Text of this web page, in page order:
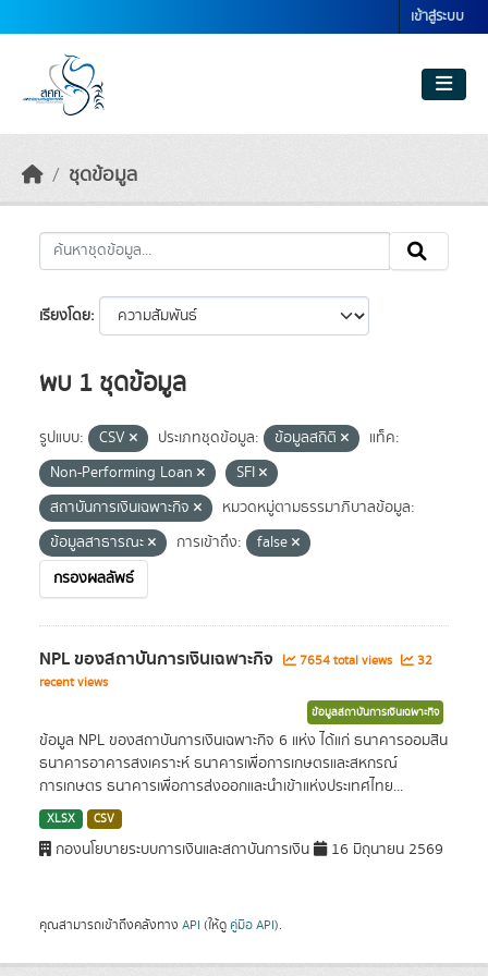
เข้าสู่ระบบ
ชุดข้อมูล
เรียงโดย
พบ 1 ชุดข้อมูล
รูปแบบ: CSV ประเภทชุดข้อมูล: ข้อมูลสถิติ
แท็ค:
Non-Performing Loan
SFI
สถาบันการเงินเฉพาะกิจ
หมวดหมู่ตามธรรมาภิบาลข้อมูล:
ข้อมูลสาธารณะ
การเข้าถึง:
false
กรองผลลัพธ์
NPL ของสถาบันการเงินเฉพาะกิจ 7654 total views
32
recent views
ข้อมูลสถาบันการเงินเฉพาะกิจ
ข้อมูล NPL ของสถาบันการเงินเฉพาะกิจ 6 แห่ง ได้แก่ ธนาคารออมสิน
ธนาคารอาคารสงเคราะห์ ธนาคารเพื่อการเกษตรและสหกรณ์
การเกษตร ธนาคารเพื่อการส่งออกและนำเข้าแห่งประเทศไทย...
XLSX CSV
กองนโยบายระบบการเงินและสถาบันการเงิน 16 มิถุนายน 2569
คุณสามารถเข้าถึงคลังทาง API (ให้ดู คู่มือ API).